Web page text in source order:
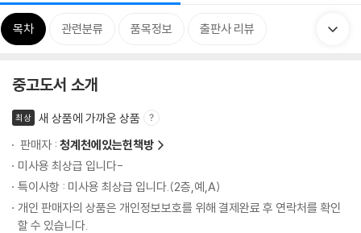
목차 관련분류 품목정보 출판사 리뷰
중고도서 소개
최상
새 상품에 가까운 상품
판매자 : 청계천에있는헌책방
미사용 최상급 입니다-
특이사항 : 미사용 최상급 입니다.(2층,예,A)
개인 판매자의 상품은 개인정보보호를 위해 결제완료 후 연락처를 확인
할 수 있습니다.